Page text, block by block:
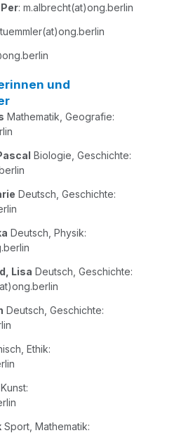
: m.albrecht(at)ong.berlin
und
Mathe­ma­tik, Geo­gra­fie:
Bio­lo­gie, Geschich­te:
Deutsch, Geschich­te:
Deutsch, Phy­sik:
Lisa Deutsch, Geschich­te:
Deutsch, Geschich­te:
Ethik:
Sport, Mathe­ma­tik: